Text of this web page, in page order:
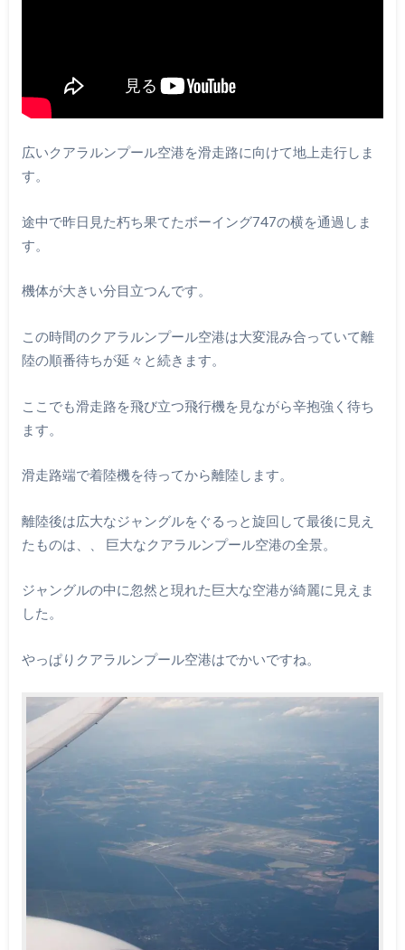
広いクアラルンプール空港を滑走路に向けて地上走行しま
す。
途中で昨日見た朽ち果てたボーイング747の横を通過しま
す。
機体が大きい分目立つんです。
この時間のクアラルンプール空港は大変混み合っていて離
陸の順番待ちが延々と続きます。
ここでも滑走路を飛び立つ飛行機を見ながら辛抱強く待ち
ます。
滑走路端で着陸機を待ってから離陸します。
離陸後は広大なジャングルをぐるっと旋回して最後に見え
たものは、、 巨大なクアラルンプール空港の全景。
ジャングルの中に忽然と現れた巨大な空港が綺麗に見えま
した。
やっぱりクアラルンプール空港はでかいですね。